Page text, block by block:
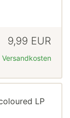
9,99 EUR
Versandkosten